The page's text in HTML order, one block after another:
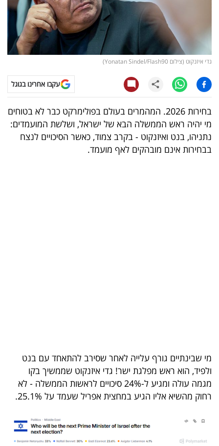
ויראלי
עסקי
ספורט
קריירה
ולימודים
המילון
הכלכלי
פודקאסט
40
UNDER
גדי איזנקוט (צילום Yonatan Sindel/Flash90)
עקבו אחרינו בגוגל
בחירות 2026. המהמרים בעולם בפולימרקט כבר לא בטוחים
מי יהיה ראש הממשלה הבא של ישראל, ושלשת המועמדים:
נתניהו, בנט ואיזנקוט - בקרב צמוד, כאשר הסיכויים לנצח
בבחירות אינם מובהקים לאף מועמד.
מי שבינתיים גורף עלייה לאחר שסירב להתאחד עם בנט
ולפיד, הוא ראש מפלגת ישר! גדי איזנקוט שממשיך בקו
מגמה עולה ומגיע ל-24% סיכויים לראשות הממשלה - לא
רחוק מהשיא אליו הגיע במחצית אפריל שעמד על 25.1%.